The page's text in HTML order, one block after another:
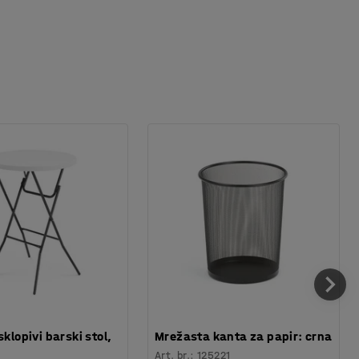
barski stol,
Mrežasta kanta za papir: crna
Art. br.:125221